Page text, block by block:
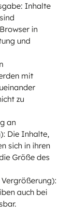
Inhalte
in
und
mit
zu
an
Die Inhalte,
sich in ihren
Größe des
auch bei